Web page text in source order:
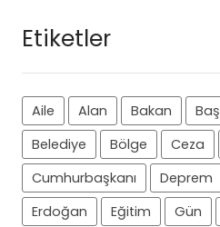
Etiketler
Aile Alan Bakan Baş
Belediye
Bölge Ceza
Cumhurbaşkanı
Deprem
Erdoğan
Eğitim Gün